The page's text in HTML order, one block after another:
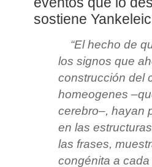
sostiene
“El hecho de
los signos que
construcción del
homeogenes
cerebro–, hayan
en las
las frases,
congénita a